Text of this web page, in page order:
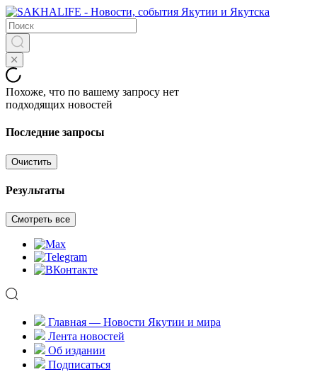
Похоже, что по вашему запросу нет
подходящих новостей
Последние запросы
Очистить
Результаты
Смотреть все
Главная — Новости Якутии и мира
Лента новостей
Об издании
Подписаться